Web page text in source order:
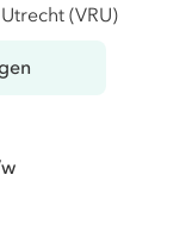
(VRU)